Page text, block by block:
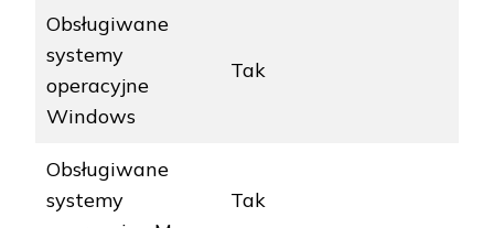
Obsługiwane
systemy
operacyjne
Windows
Tak
Obsługiwane
systemy
Tak